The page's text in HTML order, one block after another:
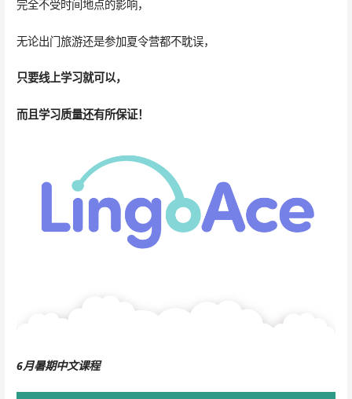
完全不受时间地点的影响，
无论出门旅游还是参加夏令营都不耽误，
只要线上学习就可以，
而且学习质量还有所保证！
6月暑期中文课程